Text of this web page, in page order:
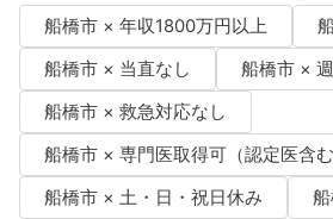
船橋市 × 年収1800万円以上
船橋市 × 当直なし
船橋市 ×
船橋市 × 救急対応なし
船橋市 × 専門医取得可（認定医含む
船橋市 × 土・日・祝日休み